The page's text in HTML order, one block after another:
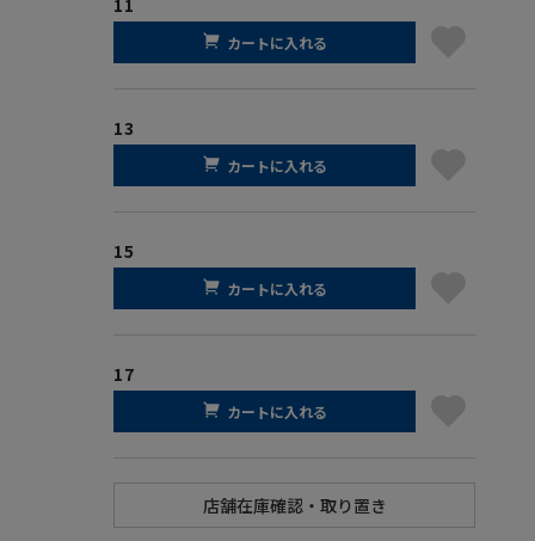
カートに入れる
13
カートに入れる
15
カートに入れる
17
カートに入れる